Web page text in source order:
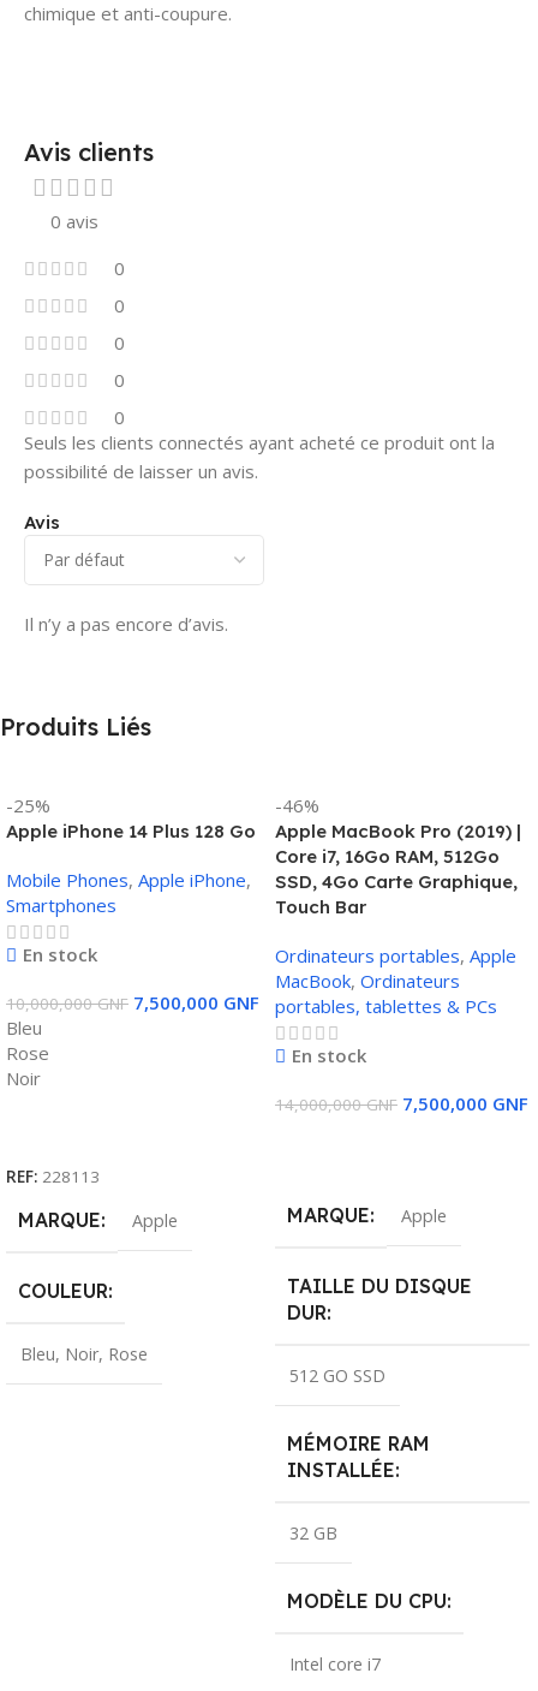
chimique et anti-coupure.
Avis clients
0 avis
0
0
0
0
0
Avis
Il n’y a pas encore d’avis.
Seuls les clients connectés ayant acheté ce produit ont la
possibilité de laisser un avis.
Produits Liés
-25%
Apple iPhone 14 Plus 128 Go
Mobile Phones, Apple iPhone,
Smartphones
En stock
10,000,000GNF 7,500,000 GNF
Bleu
Rose
Noir
REF: 228113
MARQUE Apple
COULEUR
Bleu, Noir, Rose
-46%
Apple MacBook Pro (2019) |
Core i7, 16Go RAM, 512Go
SSD, 4Go Carte Graphique,
Touch Bar
Ordinateurs portables, Apple
MacBook, Ordinateurs
portables, tablettes & PCs
En stock
14,000,000GNF 7,500,000 GNF
MARQUE Apple
TAILLE DU DISQUE
DUR
512 GO SSD
MÉMOIRE RAM
INSTALLÉE
32 GB
MODÈLE DU CPU
Intel core i7